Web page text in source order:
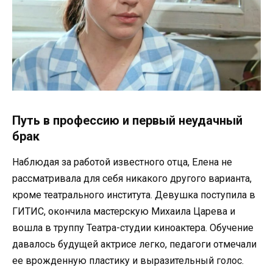
Путь в профессию и первый неудачный
брак
Наблюдая за работой известного отца, Елена не
рассматривала для себя никакого другого варианта,
кроме театрального института. Девушка поступила в
ГИТИС, окончила мастерскую Михаила Царева и
вошла в труппу Театра-студии киноактера. Обучение
давалось будущей актрисе легко, педагоги отмечали
ее врожденную пластику и выразительный голос.